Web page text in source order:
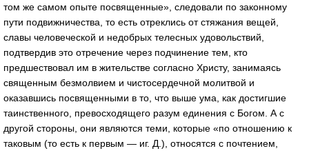
том же самом опыте посвященные», следовали по законному
пути подвижничества, то есть отреклись от стяжания вещей,
славы человеческой и недобрых телесных удовольствий,
подтвердив это отречение через подчинение тем, кто
предшествовал им в жительстве согласно Христу, занимаясь
священным безмолвием и чистосердечной молитвой и
оказавшись посвященными в то, что выше ума, как достигшие
таинственного, превосходящего разум единения с Богом. А с
другой стороны, они являются теми, которые «по отношению к
таковым (то есть к первым — иг. Д.), относятся с почтением,